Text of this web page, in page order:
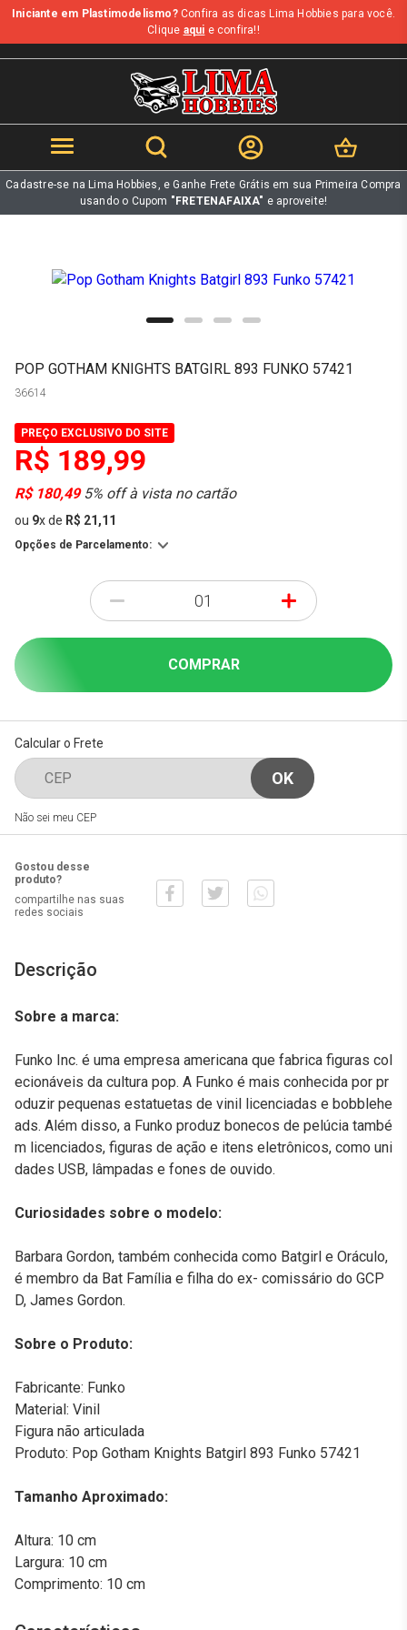
b
Iniciante em Plastimodelismo?Confira as dicas Lima Hobbies para você.
Clique aqui e confira!!
Cadastre-se na Lima Hobbies, e Ganhe Frete Grátis em sua Primeira Compra
usando o Cupom "FRETENAFAIXA" e aproveite!
POP GOTHAM KNIGHTS BATGIRL 893 FUNKO 57421
36614
PREÇO EXCLUSIVO DO SITE
R$ 189,99
R$ 180,495% off à vista no cartão
ou 9xde R$ 21,11
Opções de Parcelamento:
- +
COMPRAR
Calcular o Frete
Não sei meu CEP
Gostou desse
produto?
compartilhe nas suas
redes sociais
Descrição
Sobre a marca:
Funko Inc. é uma empresa americana que fabrica figuras col
ecionáveis da cultura pop. A Funko é mais conhecida por pr
oduzir pequenas estatuetas de vinil licenciadas e bobblehe
ads. Além disso, a Funko produz bonecos de pelúcia també
m licenciados, figuras de ação e itens eletrônicos, como uni
dades USB, lâmpadas e fones de ouvido.
Curiosidades sobre o modelo:
Barbara Gordon, também conhecida como Batgirl e Oráculo,
é membro da Bat Família e filha do ex- comissário do GCP
D, James Gordon.
Sobre o Produto:
Fabricante: Funko
Material: Vinil
Figura não articulada
Produto: Pop Gotham Knights Batgirl 893 Funko 57421
Tamanho Aproximado:
Altura: 10 cm
Largura: 10 cm
Comprimento: 10 cm